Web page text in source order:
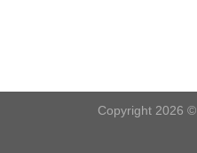
Copyright 2026 ©